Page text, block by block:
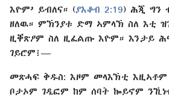
እዮም’ ይብለና። (ያእቆብ 2:19) ሕጂ ግን
ዘለዉ። ምኽንያቱ ድማ ኣምላኽ ስለ እቲ
ዚቐጽዖም ስለ ዚፈልጡ እዮም። እንታይ
ገይሮም፧⁠—
መጽሓፍ ቅዱስ: እዞም መላእኽቲ እዚኣቶም
ቦታኦም ገዲፎም ከም ሰባት ኰይኖም